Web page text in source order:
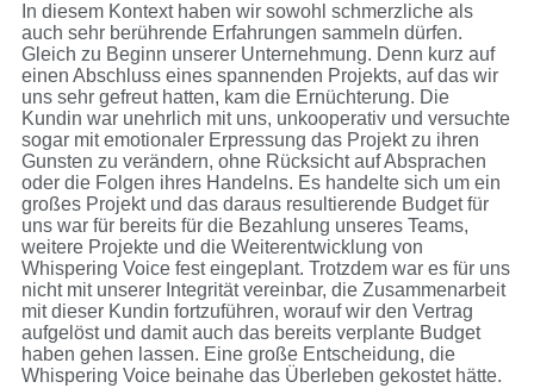
In diesem Kontext haben wir sowohl schmerzliche als
auch sehr berührende Erfahrungen sammeln dürfen.
Gleich zu Beginn unserer Unternehmung. Denn kurz auf
einen Abschluss eines spannenden Projekts, auf das wir
uns sehr gefreut hatten, kam die Ernüchterung. Die
Kundin war unehrlich mit uns, unkooperativ und versuchte
sogar mit emotionaler Erpressung das Projekt zu ihren
Gunsten zu verändern, ohne Rücksicht auf Absprachen
oder die Folgen ihres Handelns. Es handelte sich um ein
großes Projekt und das daraus resultierende Budget für
uns war für bereits für die Bezahlung unseres Teams,
weitere Projekte und die Weiterentwicklung von
Whispering Voice fest eingeplant. Trotzdem war es für uns
nicht mit unserer Integrität vereinbar, die Zusammenarbeit
mit dieser Kundin fortzuführen, worauf wir den Vertrag
aufgelöst und damit auch das bereits verplante Budget
haben gehen lassen. Eine große Entscheidung, die
Whispering Voice beinahe das Überleben gekostet hätte.